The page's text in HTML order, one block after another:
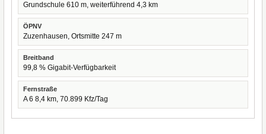
Grundschule 610 m, weiterführend 4,3 km
ÖPNV
Zuzenhausen, Ortsmitte 247 m
Breitband
99,8 % Gigabit-Verfügbarkeit
Fernstraße
A 6 8,4 km, 70.899 Kfz/Tag